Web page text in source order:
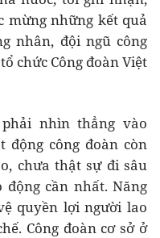
mừng những kết quả
nhân, đội ngũ công
chức Công đoàn Việt
nhìn thẳng vào
động công đoàn còn
chưa thật sự đi sâu
cần nhất. Năng
quyền lợi người lao
Công đoàn cơ sở ở